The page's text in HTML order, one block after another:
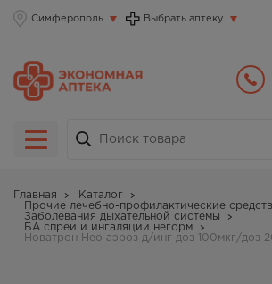
Симферополь Выбрать аптеку
Главная
Каталог
Прочие лечебно-профилактические
Заболевания дыхательной системы
БА спреи и ингаляции негорм
Новатрон Нео аэроз д/инг доз 100мкг/доз